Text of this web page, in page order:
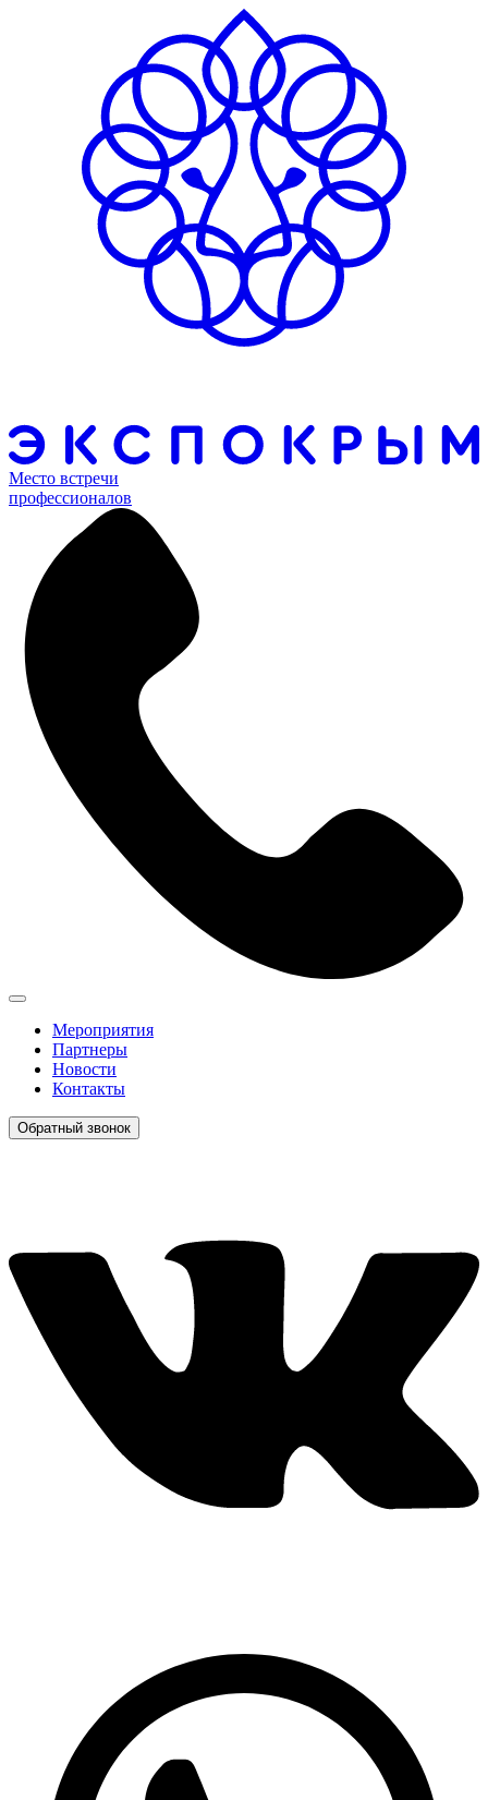
Место встречи
профессионалов
Мероприятия
Партнеры
Новости
Контакты
Обратный звонок